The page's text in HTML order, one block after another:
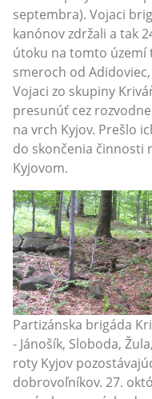
septembra). Vojaci
kanónov zdržali a tak
útoku na tomto území
smeroch od
Vojaci zo skupiny
presunúť cez
na vrch Kyjov. Prešlo
do skončenia činnosti
Kyjovom.
Partizánska brigáda
- Jánošík, Sloboda,
roty Kyjov
dobrovoľníkov. 27.